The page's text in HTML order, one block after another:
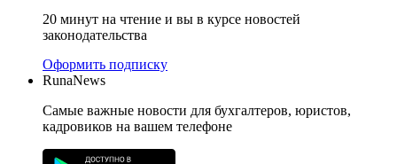
20 минут на чтение и вы в курсе новостей
законодательства
Оформить подписку
RunaNews
Самые важные новости для бухгалтеров, юристов,
кадровиков на вашем телефоне